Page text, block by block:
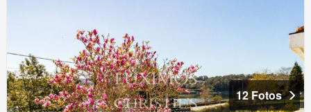
12 Fotos